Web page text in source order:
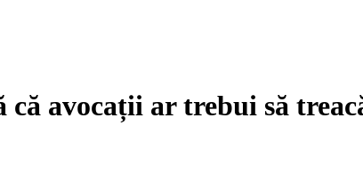
că avocații ar trebui să